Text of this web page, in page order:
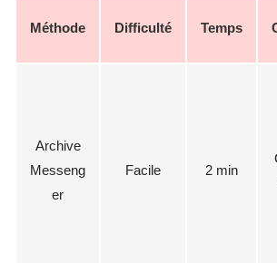
Méthode Difficulté Temps
Archive
Messeng
er
Facile 2 min